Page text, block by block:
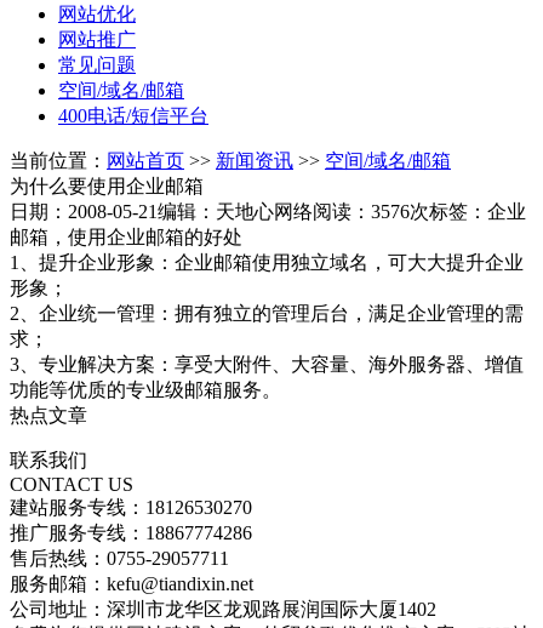
网站优化
网站推广
常见问题
空间/域名/邮箱
400电话/短信平台
当前位置： 网站首页 >> 新闻资讯 >> 空间/域名/邮箱
为什么要使用企业邮箱
日期：2008-05-21编辑：天地心网络阅读：3576次标签：企业
邮箱，使用企业邮箱的好处
1、提升企业形象：企业邮箱使用独立域名，可大大提升企业
形象；
2、企业统一管理：拥有独立的管理后台，满足企业管理的需
求；
3、专业解决方案：享受大附件、大容量、海外服务器、增值
功能等优质的专业级邮箱服务。
热点文章
联系我们
CONTACT US
建站服务专线：18126530270
推广服务专线：18867774286
售后热线：0755-29057711
服务邮箱：kefu@tiandixin.net
公司地址：深圳市龙华区龙观路展润国际大厦1402